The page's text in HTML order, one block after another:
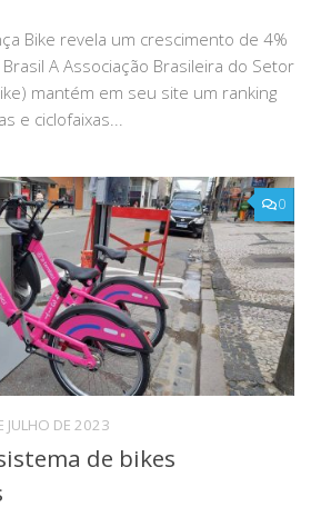
Bike revela um crescimento de 4%
A Associação Brasileira do Setor
mantém em seu site um ranking
e ciclofaixas...
0
JULHO DE 2023
de bikes